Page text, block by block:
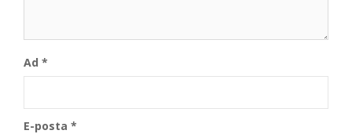
Ad *
E-posta *